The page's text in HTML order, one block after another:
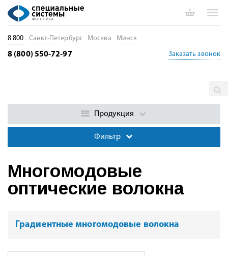
Многомодовые оптические волокна
Фильтр
Многомодовые
оптические волокна
Градиентные многомодовые волокна
8 800 Санкт-Петербург Москва Минск
8 (800) 550-72-97 Заказать звонок
Продукция